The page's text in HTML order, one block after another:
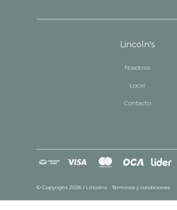
Lincoln's
Nosotros
Local
Contacto
© Copyright 2026 / Lincolns Términos y condiciones